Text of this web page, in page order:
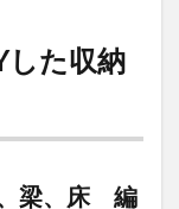
した収納
梁、床 編